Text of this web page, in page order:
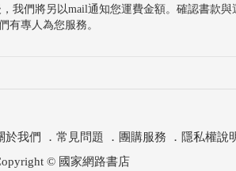
我們將另以mail通知您運費金額。確認書款
有專人為您服務。
於我們 ． 常見問題 ． 團購服務 ． 隱私權說
© 國家網路書店